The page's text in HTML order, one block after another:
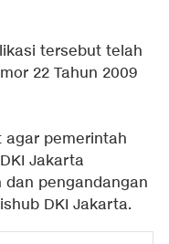
tersebut telah
22 Tahun 2009
agar pemerintah
Jakarta
pengandangan
DKI Jakarta.